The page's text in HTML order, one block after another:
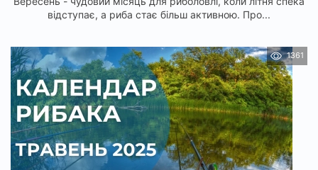
відступає, а риба стає більш активною. Про...
1361